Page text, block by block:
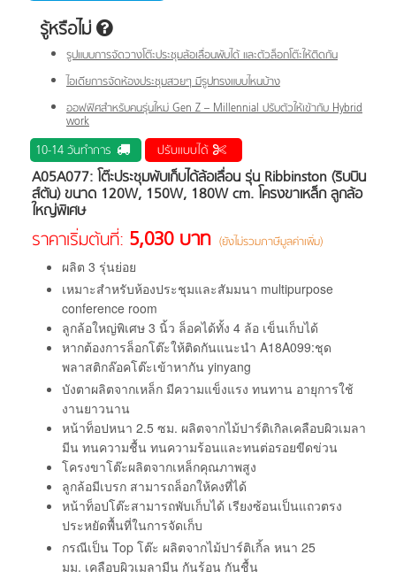
รู้หรือไม่
รูปแบบการจัดวางโต๊ะประชุมล้อเลื่อนพับได้ และตัวล็อกโต๊ะให้ติดกัน
ไอเดียการจัดห้องประชุมสวยๆ มีรูปทรงแบบไหนบ้าง
ออฟฟิศสำหรับคนรุ่นใหม่ Gen Z – Millennial ปรับตัวให้เข้ากับ Hybrid
work
10-14 วันทำการ ปรับแบบได้
A05A077: โต๊ะประชุมพับเก็บได้ล้อเลื่อน รุ่น Ribbinston (ริบบิน
ส์ตัน) ขนาด 120W, 150W, 180W cm. โครงขาเหล็ก ลูกล้อ
ใหญ่พิเศษ
ราคาเริ่มต้นที่: 5,030 บาท (ยังไม่รวมภาษีมูลค่าเพิ่ม)
ผลิต 3 รุ่นย่อย
เหมาะสำหรับห้องประชุมและสัมมนา multipurpose
conference room
ลูกล้อใหญ่พิเศษ 3 นิ้ว ล็อคได้ทั้ง 4 ล้อ เข็นเก็บได้
หากต้องการล็อกโต๊ะให้ติดกันแนะนำ A18A099:ชุด
พลาสติกล๊อคโต๊ะเข้าหากัน yinyang
บังตาผลิตจากเหล็ก มีความแข็งแรง ทนทาน อายุการใช้
งานยาวนาน
หน้าท็อปหนา 2.5 ซม. ผลิตจากไม้ปาร์ติเกิลเคลือบผิวเมลา
มีน ทนความชื้น ทนความร้อนและทนต่อรอยขีดข่วน
โครงขาโต๊ะผลิตจากเหล็กคุณภาพสูง
ลูกล้อมีเบรก สามารถล็อกให้คงที่ได้
หน้าท็อปโต๊ะสามารถพับเก็บได้ เรียงซ้อนเป็นแถวตรง
ประหยัดพื้นที่ในการจัดเก็บ
กรณีเป็น Top โต๊ะ ผลิตจากไม้ปาร์ติเกิ้ล หนา 25
มม. เคลือบผิวเมลามีน กันร้อน กันชื้น